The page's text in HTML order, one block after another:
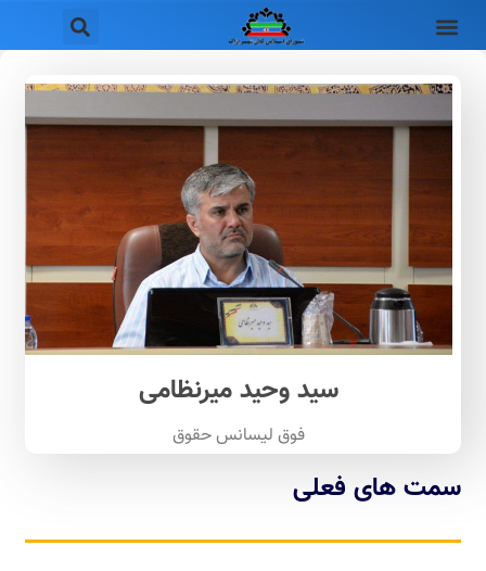
سید وحید میرنظامی​
فوق لیسانس حقوق
سمت های فعلی